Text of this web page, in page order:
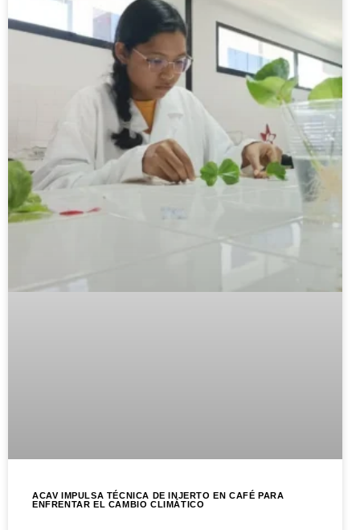
ACAV IMPULSA TÉCNICA DE INJERTO EN CAFÉ PARA
ENFRENTAR EL CAMBIO CLIMÁTICO